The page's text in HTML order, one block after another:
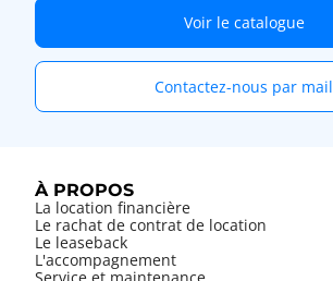
Voir le catalogue
Contactez-nous par mail
À PROPOS
La location financière
Le rachat de contrat de location
Le leaseback
L'accompagnement